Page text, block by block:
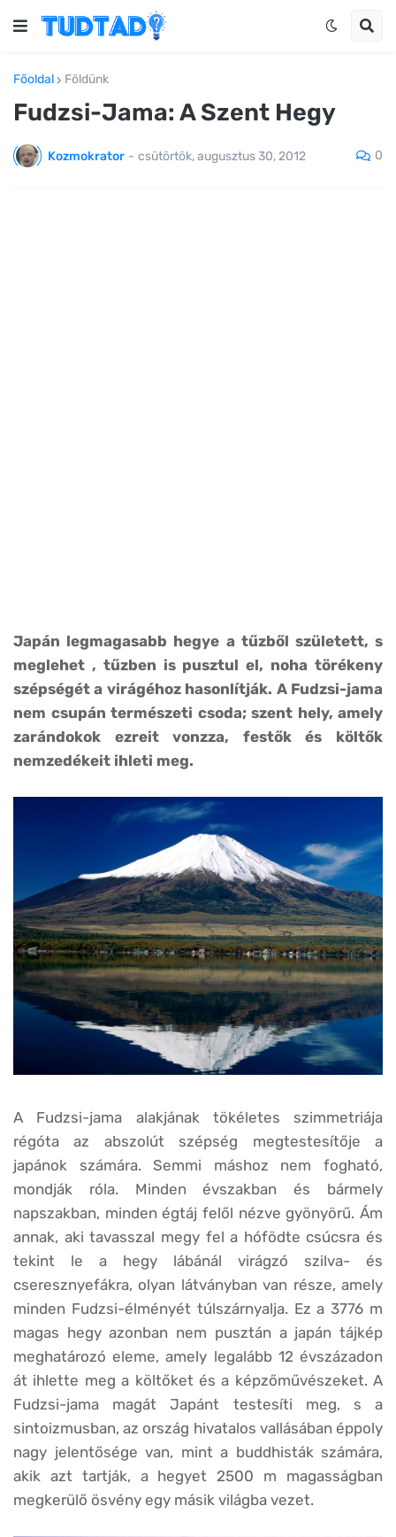
Főoldal Földünk
Fudzsi-Jama: A Szent Hegy
Kozmokrator - csütörtök, augusztus 30, 2012 0
Japán legmagasabb hegye a tűzből született, s
meglehet , tűzben is pusztul el, noha törékeny
szépségét a virágéhoz hasonlítják. A Fudzsi-jama
nem csupán természeti csoda; szent hely, amely
zarándokok ezreit vonzza, festők és költők
nemzedékeit ihleti meg.
A Fudzsi-jama alakjának tökéletes szimmetriája
régóta az abszolút szépség megtestesítője a
japánok számára. Semmi máshoz nem fogható,
mondják róla. Minden évszakban és bármely
napszakban, minden égtáj felől nézve gyönyörű. Ám
annak, aki tavasszal megy fel a hófödte csúcsra és
tekint le a hegy lábánál virágzó szilva- és
cseresznyefákra, olyan látványban van része, amely
minden Fudzsi-élményét túlszárnyalja. Ez a 3776 m
magas hegy azonban nem pusztán a japán tájkép
meghatározó eleme, amely legalább 12 évszázadon
át ihlette meg a költőket és a képzőművészeket. A
Fudzsi-jama magát Japánt testesíti meg, s a
sintoizmusban, az ország hivatalos vallásában éppoly
nagy jelentősége van, mint a buddhisták számára,
akik azt tartják, a hegyet 2500 m magasságban
megkerülő ösvény egy másik világba vezet.